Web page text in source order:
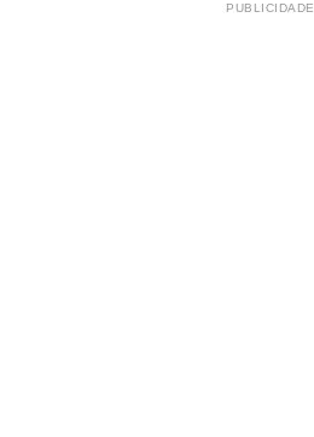
PUBLICIDADE